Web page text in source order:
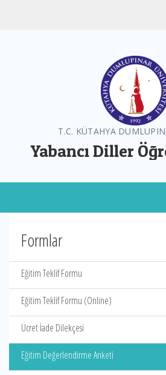
T.C. KÜTAHYA
Yabancı Diller
Formlar
Eğitim Teklif Formu
Eğitim Teklif Formu (Online)
Ücret İade Dilekçesi
Eğitim Değerlendirme Anketi